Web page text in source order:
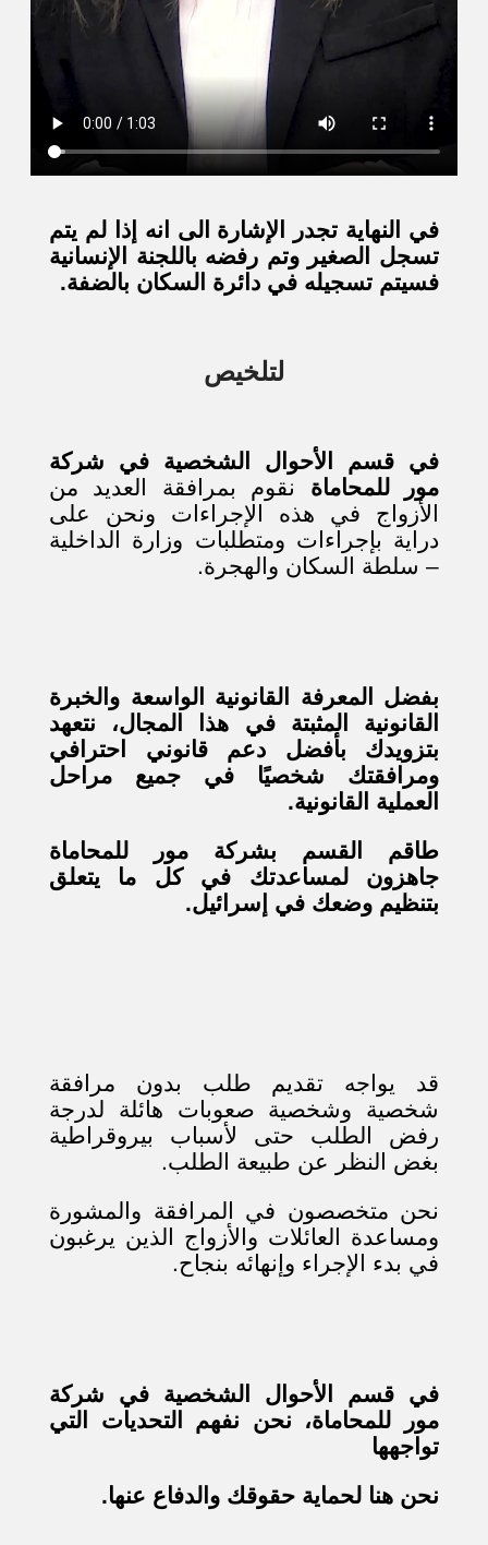
في النهاية تجدر الإشارة الى انه إذا لم يتم
تسجل الصغير وتم رفضه باللجنة الإنسانية
فسيتم تسجيله في دائرة السكان بالضفة.
لتلخيص
في قسم الأحوال الشخصية في شركة
مور للمحاماة
نقوم بمرافقة العديد من
الأزواج في هذه الإجراءات ونحن على
دراية بإجراءات ومتطلبات وزارة الداخلية
– سلطة السكان والهجرة.
بفضل المعرفة القانونية الواسعة والخبرة
القانونية المثبتة في هذا المجال، نتعهد
بتزويدك بأفضل دعم قانوني احترافي
ومرافقتك شخصيًا في جميع مراحل
العملية القانونية.
طاقم القسم بشركة مور للمحاماة
جاهزون لمساعدتك في كل ما يتعلق
بتنظيم وضعك في إسرائيل.
قد يواجه تقديم طلب بدون مرافقة
شخصية وشخصية صعوبات هائلة لدرجة
رفض الطلب حتى لأسباب بيروقراطية
بغض النظر عن طبيعة الطلب.
نحن متخصصون في المرافقة والمشورة
ومساعدة العائلات والأزواج الذين يرغبون
في بدء الإجراء وإنهائه بنجاح.
في قسم الأحوال الشخصية في شركة
مور للمحاماة، نحن نفهم التحديات التي
تواجهها
نحن هنا لحماية حقوقك والدفاع عنها.